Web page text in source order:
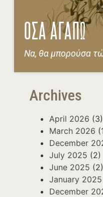
ΟΣΑ ΑΓΑΠΩ
Να, θα μπορούσα
Archives
April 2026 (3)
March 2026
December
July 2025 (2)
June 2025 (2)
January 2025
December